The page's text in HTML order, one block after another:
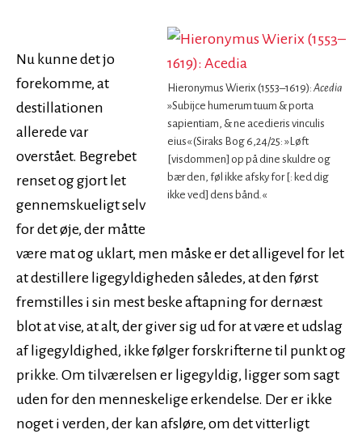
Hieronymus Wierix (1553–1619): Acedia
»Subijce humerum tuum & porta
sapientiam, & ne acedieris vinculis
eius« (Siraks Bog 6,24/25: »Løft
[visdommen] op på dine skuldre og
bær den, føl ikke afsky for [: ked dig
ikke ved] dens bånd.«
Nu kunne det jo
forekomme, at
destillationen
allerede var
overstået. Begrebet
renset og gjort let
gennemskueligt selv
for det øje, der måtte
være mat og uklart, men måske er det alligevel for let
at destillere ligegyldigheden således, at den først
fremstilles i sin mest beske aftapning for dernæst
blot at vise, at alt, der giver sig ud for at være et udslag
af ligegyldighed, ikke følger forskrifterne til punkt og
prikke. Om tilværelsen er ligegyldig, ligger som sagt
uden for den menneskelige erkendelse. Der er ikke
noget i verden, der kan afsløre, om det vitterligt